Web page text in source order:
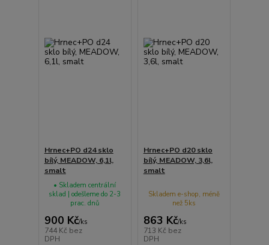
Hrnec+PO d24 sklo
bílý, MEADOW, 6,1l,
smalt
900 Kč/ks
744 Kč bez
DPH
• Skladem centrální
sklad | odešleme do 2-3
prac. dnů
Hrnec+PO d20 sklo
bílý, MEADOW, 3,6l,
smalt
863 Kč/ks
713 Kč bez
DPH
Skladem e-shop, méně
než 5ks